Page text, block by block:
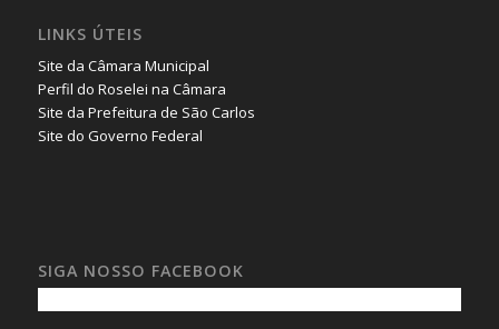
LINKS ÚTEIS
Site da Câmara Municipal
Perfil do Roselei na Câmara
Site da Prefeitura de São Carlos
Site do Governo Federal
SIGA NOSSO FACEBOOK